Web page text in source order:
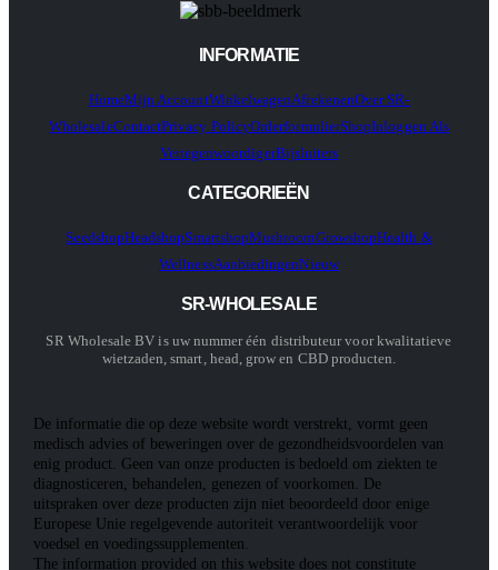
INFORMATIE
HomeMijn AccountWinkelwagenAfrekenenOver SR-
WholesaleContactPrivacy PolicyOrderformulierShopInloggen Als
VertegenwoordigerBijsluiters
CATEGORIEËN
SeedshopHeadshopSmartshopMushroomGrowshopHealth &
WellnessAanbiedingenNieuw
SR-WHOLESALE
SR Wholesale BV is uw nummer één distributeur voor kwalitatieve
wietzaden, smart, head, grow en CBD producten.
De informatie die op deze website wordt verstrekt, vormt geen
medisch advies of beweringen over de gezondheidsvoordelen van
enig product. Geen van onze producten is bedoeld om ziekten te
diagnosticeren, behandelen, genezen of voorkomen. De
uitspraken over deze producten zijn niet beoordeeld door enige
Europese Unie regelgevende autoriteit verantwoordelijk voor
voedsel en voedingssupplementen.
The information provided on this website does not constitute